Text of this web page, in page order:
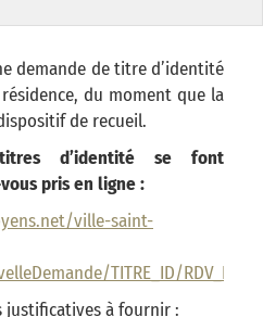
demande de titre d’identité
du moment que la
de recueil.
d’identité se font
pris en ligne :
ville-saint-
TITRE_ID/RDV_PASS
justificatives à fournir :